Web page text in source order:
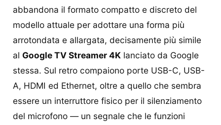
abbandona il formato compatto e discreto del
modello attuale per adottare una forma più
arrotondata e allargata, decisamente più simile
al Google TV Streamer 4K lanciato da Google
stessa. Sul retro compaiono porte USB-C, USB-
A, HDMI ed Ethernet, oltre a quello che sembra
essere un interruttore fisico per il silenziamento
del microfono — un segnale che le funzioni